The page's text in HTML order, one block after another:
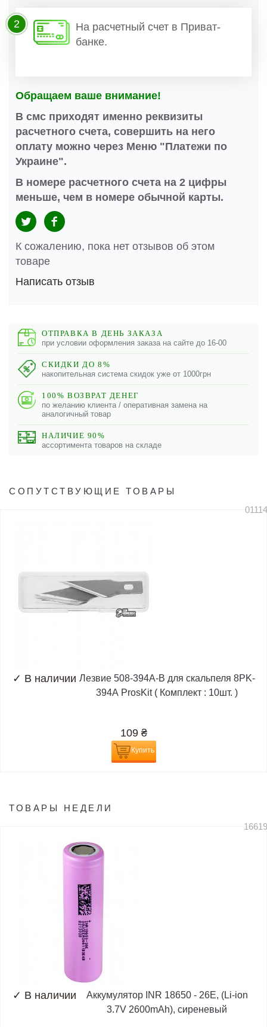
На расчетный счет в Приват-
банке.
2
Обращаем ваше внимание!
В смс приходят именно реквизиты
расчетного счета, совершить на него
оплату можно через Меню "Платежи по
Украине".
В номере расчетного счета на 2 цифры
меньше, чем в номере обычной карты.
К сожалению, пока нет отзывов об этом
товаре
Написать отзыв
ОТПРАВКА В ДЕНЬ ЗАКАЗА
при условии оформления заказа на сайте до 16-00
СКИДКИ ДО 8%
накопительная система скидок уже от 1000грн
100% ВОЗВРАТ ДЕНЕГ
по желанию клиента / оперативная замена на
аналогичный товар
НАЛИЧИЕ 90%
ассортимента товаров на складе
СОПУТСТВУЮЩИЕ ТОВАРЫ
✓ В наличии Лезвие 508-394А-B для скальпеля 8PK-
394А ProsKit ( Комплект : 10шт. )
109 ₴
Купить
ТОВАРЫ НЕДЕЛИ
✓ В наличии
Аккумулятор INR 18650 - 26E, (Li-ion
3.7V 2600mAh), сиреневый